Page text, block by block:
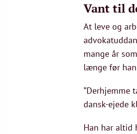
Vant til
At leve og
mange år
længe før
”Derhjemme
dansk-ejede
Han har altid